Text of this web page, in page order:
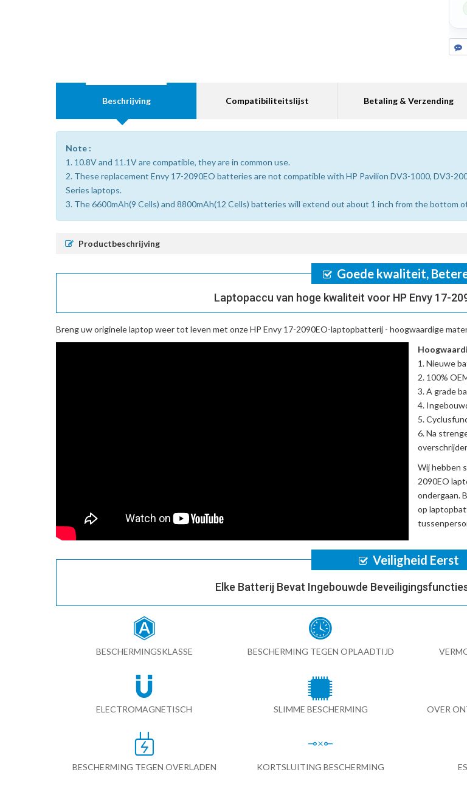
Beschrijving Compatibiliteitslijst Betaling & Verzending
Note :
1. 10.8V and 11.1V are compatible, they are in common use.
2. These replacement Envy 17-2090EO batteries are not compatible with HP Pavilion DV3-1000, DV3-
Series laptops.
3. The 6600mAh(9 Cells) and 8800mAh(12 Cells) batteries will extend out about 1 inch from the bottom
Productbeschrijving
Goede kwaliteit,
Laptopaccu van hoge kwaliteit voor HP Envy 17-
Breng uw originele laptop weer tot leven met onzeHP Envy 17-2090EO-laptopbatterij - hoogwaardige
Nieuwe
100%
A grade
Na
Wij hebben
2090EO
ondergaan.
op
Veiligheid Eerst
Elke Batterij Bevat Ingebouwde
BESCHERMINGSKLASSE BESCHERMING TEGEN OPLAADTIJD
ELECTROMAGNETISCH SLIMME BESCHERMING OVER
BESCHERMING TEGEN OVERLADEN KORTSLUITING BESCHERMING